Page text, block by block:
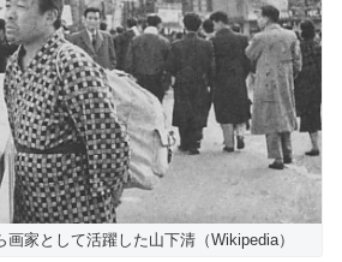
家として活躍した山下清（Wikipedia）